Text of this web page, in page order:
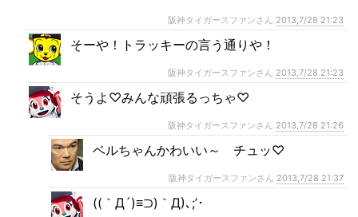
阪神タイガースファンさん 2013,7/28 21:23
そーや！トラッキーの言う通りや！
阪神タイガースファンさん 2013,7/28 21:23
そうよ♡みんな頑張るっちゃ♡
阪神タイガースファンさん 2013,7/28 21:26
ベルちゃんかわいい～ チュッ♡
阪神タイガースファンさん 2013,7/28 21:37
((｀Д´)≡⊃)｀Д)､;’･